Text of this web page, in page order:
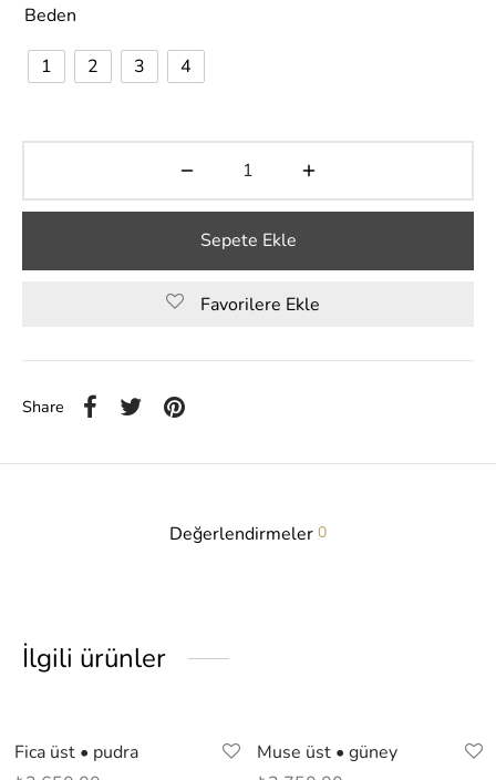
Beden
1 2 3 4
Sepete Ekle
Favorilere Ekle
Share
Değerlendirmeler 0
İlgili ürünler
Fica üst • pudra
Muse üst • güney